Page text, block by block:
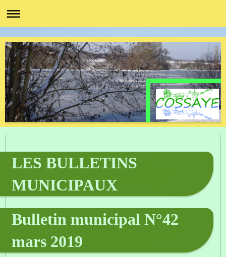
LES BULLETINS
MUNICIPAUX
Bulletin municipal N°42
mars 2019